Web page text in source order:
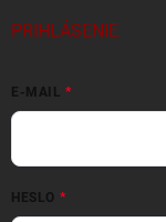
PRIHLÁSENIE
E-MAIL
HESLO